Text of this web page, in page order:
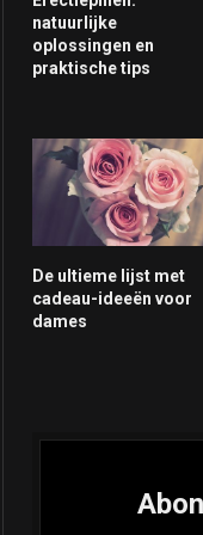
natuurlijke
oplossingen en
praktische tips
De ultieme lijst met
cadeau-ideeën voor
dames